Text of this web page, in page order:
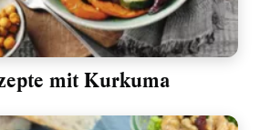
mit Kurkuma